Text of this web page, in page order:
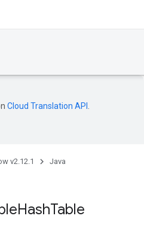
Cloud Translation API
v2.12.1 Java
HashTable